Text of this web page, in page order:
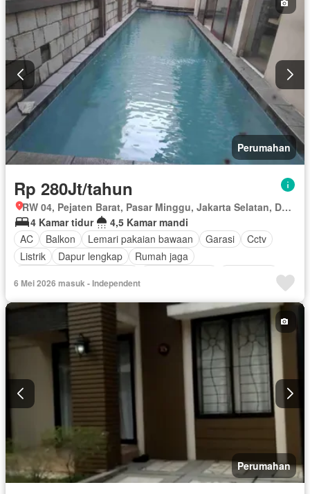
Perumahan
Rp 280Jt/tahun
RW 04, Pejaten Barat, Pasar Minggu, Jakarta Selatan, Daerah Khusus Ibukota Jakarta
4 Kamar tidur
4,5 Kamar mandi
AC
Balkon Lemari pakaian bawaan Garasi
Cctv
Listrik
Dapur lengkap
Rumah jaga
Ruang layanan
Kolam renang
Tangki air
Halaman
6 Mei 2026 masuk - Independent
Perumahan